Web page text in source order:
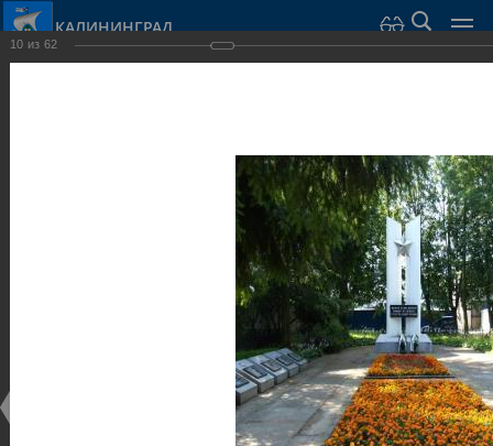
КАЛИНИНГРАД
Скульптуры и мемориалы
10 из 62